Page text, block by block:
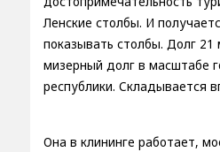
Ленские столбы. И
показывать столбы. Долг
мизерный долг в масштабе
республики. Складывается
Она в клининге работает,